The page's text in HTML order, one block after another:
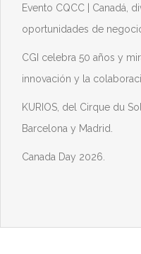
Evento CQCC | Canadá,
oportunidades de
CGI celebra 50 años y
innovación y la
KURIOS, del Cirque du
Barcelona y Madrid.
Canada Day 2026.